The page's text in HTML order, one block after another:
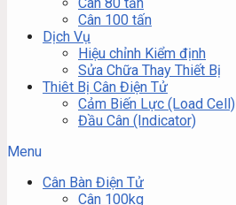
Cân 80 tấn
Cân 100 tấn
Dịch Vụ
Hiệu chỉnh Kiểm định
Sửa Chữa Thay Thiết Bị
Thiêt Bị Cân Điện Tử
Cảm Biến Lực (Load Cell)
Đầu Cân (Indicator)
Menu
Cân Bàn Điện Tử
Cân 100kg